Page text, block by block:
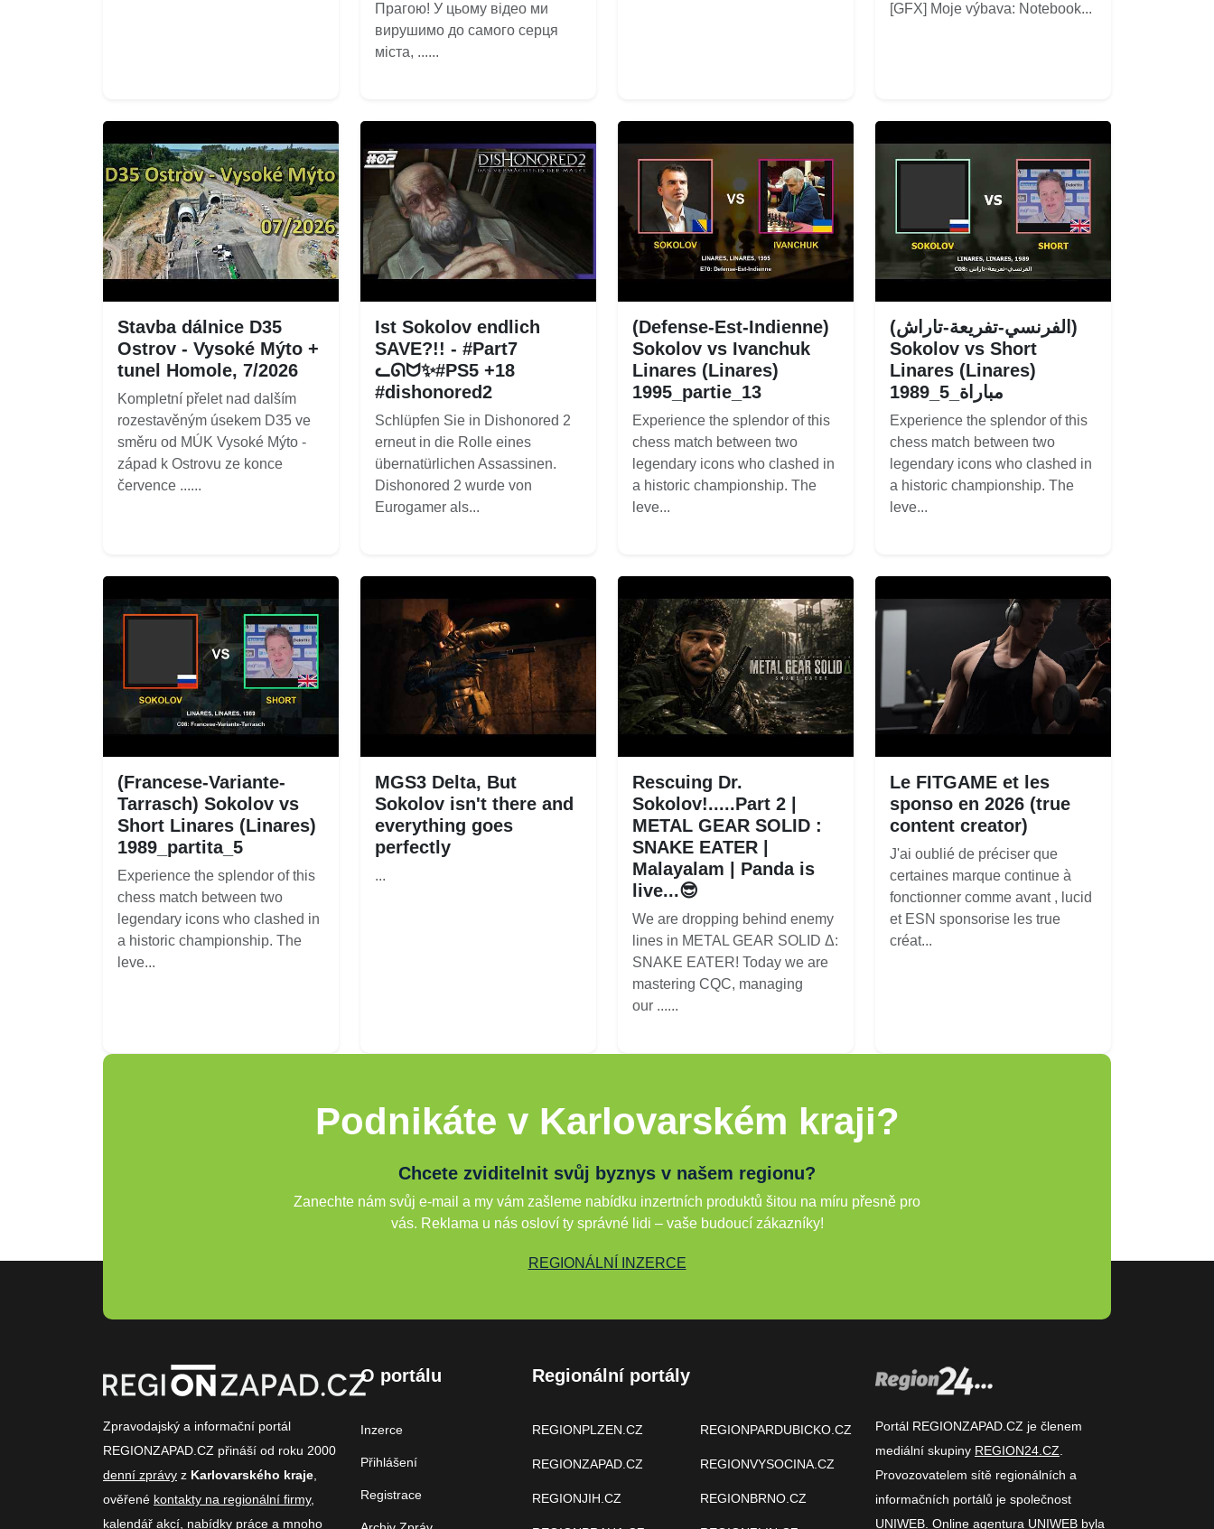
Прагою! У цьому відео ми
вирушимо до самого серця
міста, ......
[GFX] Moje výbava: Notebook...
Stavba dálnice D35
Ostrov - Vysoké Mýto +
tunel Homole, 7/2026
Kompletní přelet nad dalším
rozestavěným úsekem D35 ve
směru od MÚK Vysoké Mýto -
západ k Ostrovu ze konce
července ......
Ist Sokolov endlich
SAVE?!! - #Part7
ᓚᘏᗢ✨#PS5 +18
#dishonored2
Schlüpfen Sie in Dishonored 2
erneut in die Rolle eines
übernatürlichen Assassinen.
Dishonored 2 wurde von
Eurogamer als...
(Defense-Est-Indienne)
Sokolov vs Ivanchuk
Linares (Linares)
1995_partie_13
Experience the splendor of this
chess match between two
legendary icons who clashed in
a historic championship. The
leve...
(الفرنسي-تفريعة-تاراش)
Sokolov vs Short
Linares (Linares)
1989_مباراة_5
Experience the splendor of this
chess match between two
legendary icons who clashed in
a historic championship. The
leve...
(Francese-Variante-
Tarrasch) Sokolov vs
Short Linares (Linares)
1989_partita_5
Experience the splendor of this
chess match between two
legendary icons who clashed in
a historic championship. The
leve...
MGS3 Delta, But
Sokolov isn't there and
everything goes
perfectly
...
Rescuing Dr.
Sokolov!.....Part 2 |
METAL GEAR SOLID :
SNAKE EATER |
Malayalam | Panda is
live...😎
We are dropping behind enemy
lines in METAL GEAR SOLID Δ:
SNAKE EATER! Today we are
mastering CQC, managing
our ......
Le FITGAME et les
sponso en 2026 (true
content creator)
J'ai oublié de préciser que
certaines marque continue à
fonctionner comme avant , lucid
et ESN sponsorise les true
créat...
Podnikáte v Karlovarském kraji?
Chcete zviditelnit svůj byznys v našem regionu?
Zanechte nám svůj e-mail a my vám zašleme nabídku inzertních produktů šitou na míru přesně pro
vás. Reklama u nás osloví ty správné lidi – vaše budoucí zákazníky!
REGIONÁLNÍ INZERCE
Zpravodajský a informační portál
REGIONZAPAD.CZ přináší od roku 2000
denní zprávy z Karlovarského kraje
ověřené kontakty na regionální firmy,
kalendář akcí nabídky práce a mnoho
O portálu
Inzerce
Přihlášení
Registrace
Regionální portály
REGIONPLZEN.CZ
REGIONZAPAD.CZ
REGIONJIH.CZ
REGIONPARDUBICKO.CZ
REGIONVYSOCINA.CZ
REGIONBRNO.CZ
Portál REGIONZAPAD.CZ je členem
mediální skupiny REGION24.CZ
Provozovatelem sítě regionálních a
informačních portálů je společnost
UNIWEB . Online agentura UNIWEB byla